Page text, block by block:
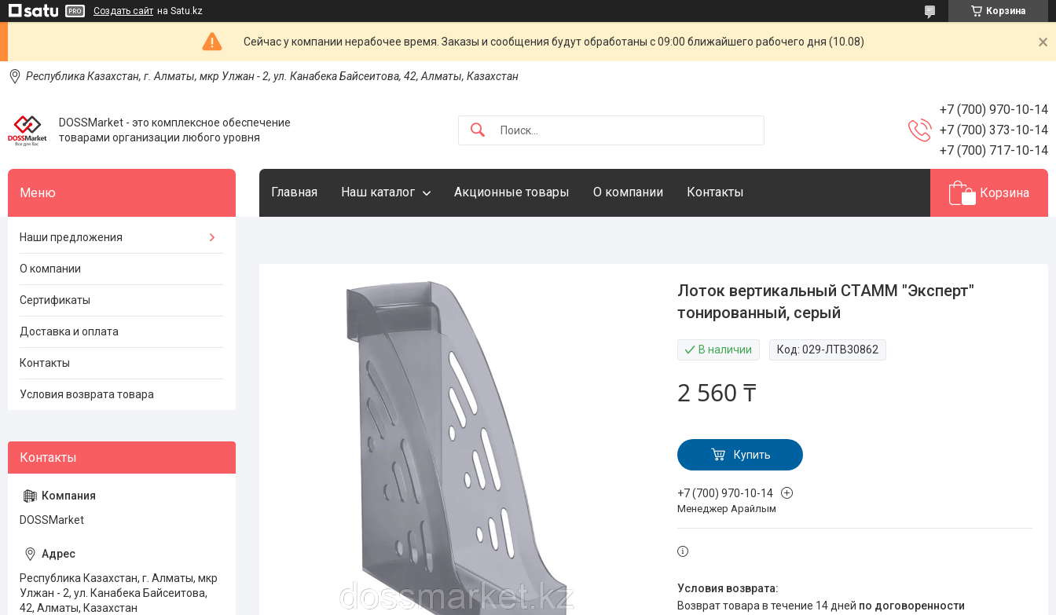
Создать сайт на Satu.kz Корзина
Сейчас у компании нерабочее время. Заказы и сообщения будут обработаны с 09:00 ближайшего рабочего дня (10.08)
Республика Казахстан, г. Алматы, мкр Улжан - 2, ул. Канабека Байсеитова, 42, Алматы, Казахстан
DOSSMarket - это комплексное обеспечение
товарами организации любого уровня
+7 (700) 970-10-14
+7 (700) 373-10-14
+7 (700) 717-10-14
Главная Наш каталог Акционные товары О компании Контакты Корзина
Лоток вертикальный СТАММ "Эксперт"
тонированный, серый
В наличии Код:029-ЛТВ30862
2 560 ₸
Купить
+7 (700) 970-10-14
Менеджер Арайлым
возврат товара в течение 14 дней по договоренности
Наши предложения
О компании
Сертификаты
Доставка и оплата
Контакты
Условия возврата товара
DOSSMarket
Республика Казахстан, г. Алматы, мкр
Улжан - 2, ул. Канабека Байсеитова,
42, Алматы, Казахстан